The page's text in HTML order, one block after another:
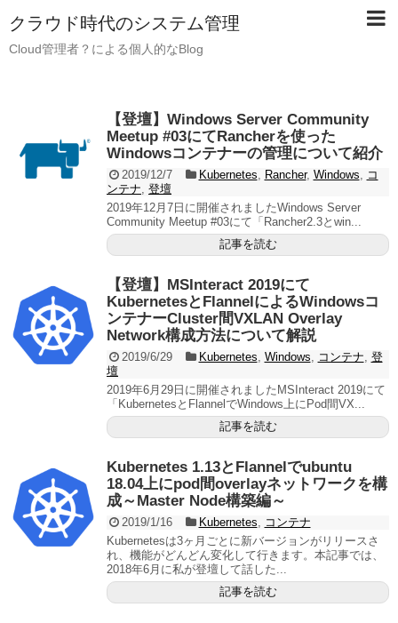
クラウド時代のシステム管理
Cloud管理者？による個人的なBlog
【登壇】Windows Server Community
Meetup #03にてRancherを使った
Windowsコンテナーの管理について紹介
2019/12/7 Kubernetes, Rancher, Windows, コ
ンテナ, 登壇
2019年12月7日に開催されましたWindows Server
Community Meetup #03にて「Rancher2.3とwin...
記事を読む
【登壇】MSInteract 2019にて
KubernetesとFlannelによるWindowsコ
ンテナーCluster間VXLAN Overlay
Network構成方法について解説
2019/6/29 Kubernetes, Windows, コンテナ, 登
壇
2019年6月29日に開催されましたMSInteract 2019にて
「KubernetesとFlannelでWindows上にPod間VX...
記事を読む
Kubernetes 1.13とFlannelでubuntu
18.04上にpod間overlayネットワークを構
成～Master Node構築編～
2019/1/16 Kubernetes, コンテナ
Kubernetesは3ヶ月ごとに新バージョンがリリースさ
れ、機能がどんどん変化して行きます。本記事では、
2018年6月に私が登壇して話した...
記事を読む